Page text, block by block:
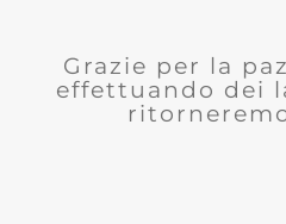
Grazie per la
effettuando dei